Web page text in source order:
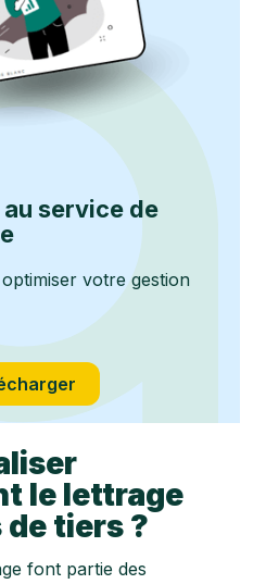
service de
votre gestion
le lettrage
tiers ?
font partie des